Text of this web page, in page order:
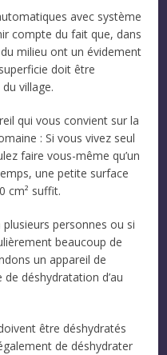
avec système
compte du fait que, dans
milieu ont un évidement
doit être
village.
qui vous convient sur la
: Si vous vivez seul
faire vous-même qu’un
une petite surface
cm² suffit.
personnes ou si
beaucoup de
un appareil de
déshydratation d’au
être déshydratés
de déshydrater